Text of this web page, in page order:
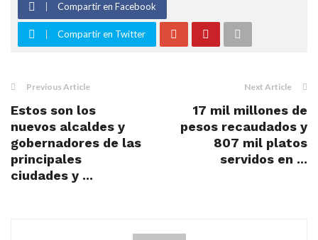
Compartir en Facebook
Compartir en Twitter
Previous Article
Estos son los
nuevos alcaldes y
gobernadores de las
principales
ciudades y ...
Next Article
17 mil millones de
pesos recaudados y
807 mil platos
servidos en ...